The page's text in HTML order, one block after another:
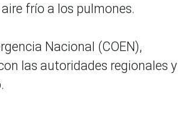
frío a los pulmones.
Nacional (COEN),
las autoridades regionales y